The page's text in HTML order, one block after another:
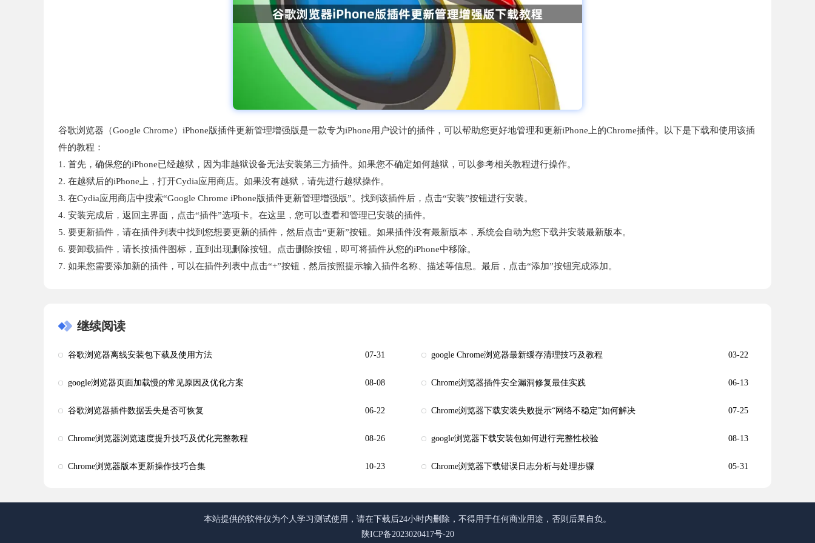
谷歌浏览器（Google Chrome）iPhone版插件更新管理增强版是一款专为iPhone用户设计的插件，可以帮助您更好地管理和更新iPhone上的Chrome插件。以下是下载和使用该插
件的教程：
1. 首先，确保您的iPhone已经越狱，因为非越狱设备无法安装第三方插件。如果您不确定如何越狱，可以参考相关教程进行操作。
2. 在越狱后的iPhone上，打开Cydia应用商店。如果没有越狱，请先进行越狱操作。
3. 在Cydia应用商店中搜索“Google Chrome iPhone版插件更新管理增强版”。找到该插件后，点击“安装”按钮进行安装。
4. 安装完成后，返回主界面，点击“插件”选项卡。在这里，您可以查看和管理已安装的插件。
5. 要更新插件，请在插件列表中找到您想要更新的插件，然后点击“更新”按钮。如果插件没有最新版本，系统会自动为您下载并安装最新版本。
6. 要卸载插件，请长按插件图标，直到出现删除按钮。点击删除按钮，即可将插件从您的iPhone中移除。
7. 如果您需要添加新的插件，可以在插件列表中点击“+”按钮，然后按照提示输入插件名称、描述等信息。最后，点击“添加”按钮完成添加。
继续阅读
谷歌浏览器离线安装包下载及使用方法 07-31 google Chrome浏览器最新缓存清理技巧及教程 03-22
google浏览器页面加载慢的常见原因及优化方案 08-08 Chrome浏览器插件安全漏洞修复最佳实践 06-13
谷歌浏览器插件数据丢失是否可恢复 06-22 Chrome浏览器下载安装失败提示“网络不稳定”如何解决 07-25
Chrome浏览器浏览速度提升技巧及优化完整教程 08-26 google浏览器下载安装包如何进行完整性校验 08-13
Chrome浏览器版本更新操作技巧合集 10-23 Chrome浏览器下载错误日志分析与处理步骤 05-31
本站提供的软件仅为个人学习测试使用，请在下载后24小时内删除，不得用于任何商业用途，否则后果自负。
陕ICP备2023020417号-20